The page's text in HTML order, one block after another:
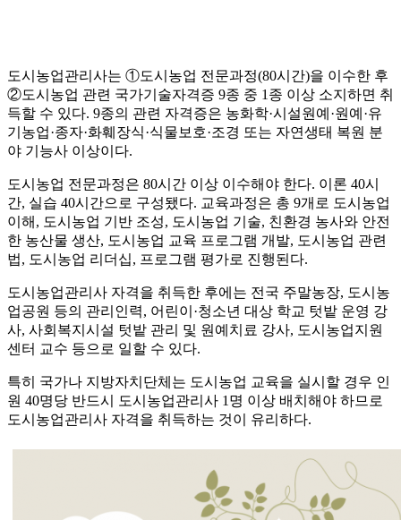
도시농업관리사는 ①도시농업 전문과정(80시간)을 이수한 후
②도시농업 관련 국가기술자격증 9종 중 1종 이상 소지하면 취
득할 수 있다. 9종의 관련 자격증은 농화학·시설원예·원예·유
기농업·종자·화훼장식·식물보호·조경 또는 자연생태 복원 분
야 기능사 이상이다.
도시농업 전문과정은 80시간 이상 이수해야 한다. 이론 40시
간, 실습 40시간으로 구성됐다. 교육과정은 총 9개로 도시농업
이해, 도시농업 기반 조성, 도시농업 기술, 친환경 농사와 안전
한 농산물 생산, 도시농업 교육 프로그램 개발, 도시농업 관련
법, 도시농업 리더십, 프로그램 평가로 진행된다.
도시농업관리사 자격을 취득한 후에는 전국 주말농장, 도시농
업공원 등의 관리인력, 어린이·청소년 대상 학교 텃밭 운영 강
사, 사회복지시설 텃밭 관리 및 원예치료 강사, 도시농업지원
센터 교수 등으로 일할 수 있다.
특히 국가나 지방자치단체는 도시농업 교육을 실시할 경우 인
원 40명당 반드시 도시농업관리사 1명 이상 배치해야 하므로
도시농업관리사 자격을 취득하는 것이 유리하다.